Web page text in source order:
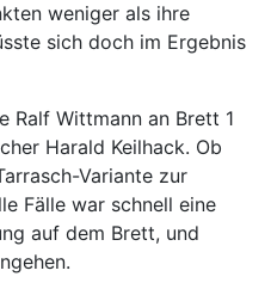
weniger als ihre
sich doch im Ergebnis
Ralf Wittmann an Brett 1
Harald Keilhack. Ob
Variante zur
Fälle war schnell eine
auf dem Brett, und